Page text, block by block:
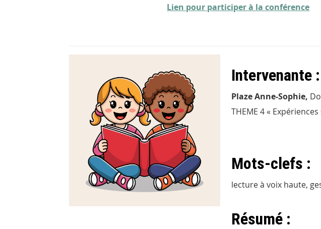
Lien pour participer à la conférence
Intervenante :
Plaze Anne-Sophie,
THEME 4 «
Mots-clefs :
lecture à voix haute,
Résumé :